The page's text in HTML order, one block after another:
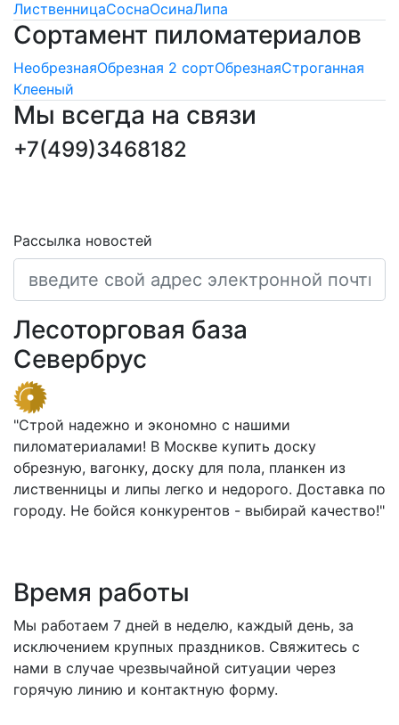
ЛиственницаСоснаОсинаЛипа
Сортамент пиломатериалов
НеобрезнаяОбрезная 2 сортОбрезнаяСтроганная
Клееный
Мы всегда на связи
+7(499)3468182
Рассылка новостей
Лесоторговая база
Севербрус
"Строй надежно и экономно с нашими
пиломатериалами! В Москве купить доску
обрезную, вагонку, доску для пола, планкен из
лиственницы и липы легко и недорого. Доставка по
городу. Не бойся конкурентов - выбирай качество!"
Время работы
Мы работаем 7 дней в неделю, каждый день, за
исключением крупных праздников. Свяжитесь с
нами в случае чрезвычайной ситуации через
горячую линию и контактную форму.